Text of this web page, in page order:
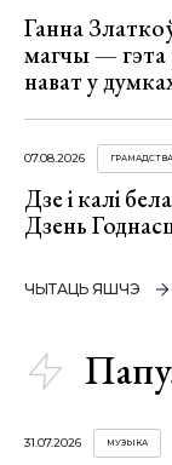
Ганна
магчы — гэта
нават у
07.08.2026 ГРАМАДСТВА
Дзе і калі
Дзень
ЧЫТАЦЬ ЯШЧЭ
31.07.2026 МУЗЫКА